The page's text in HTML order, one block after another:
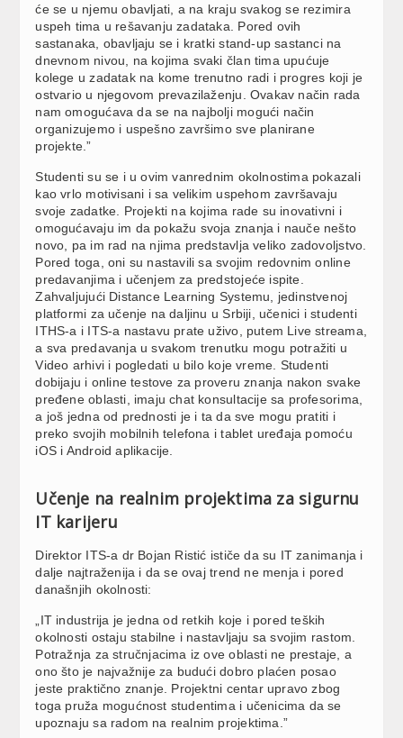
će se u njemu obavljati, a na kraju svakog se rezimira
uspeh tima u rešavanju zadataka. Pored ovih
sastanaka, obavljaju se i kratki stand-up sastanci na
dnevnom nivou, na kojima svaki član tima upućuje
kolege u zadatak na kome trenutno radi i progres koji je
ostvario u njegovom prevazilaženju. Ovakav način rada
nam omogućava da se na najbolji mogući način
organizujemo i uspešno završimo sve planirane
projekte.”
Studenti su se i u ovim vanrednim okolnostima pokazali
kao vrlo motivisani i sa velikim uspehom završavaju
svoje zadatke. Projekti na kojima rade su inovativni i
omogućavaju im da pokažu svoja znanja i nauče nešto
novo, pa im rad na njima predstavlja veliko zadovoljstvo.
Pored toga, oni su nastavili sa svojim redovnim online
predavanjima i učenjem za predstojeće ispite.
Zahvaljujući Distance Learning Systemu, jedinstvenoj
platformi za učenje na daljinu u Srbiji, učenici i studenti
ITHS-a i ITS-a nastavu prate uživo, putem Live streama,
a sva predavanja u svakom trenutku mogu potražiti u
Video arhivi i pogledati u bilo koje vreme. Studenti
dobijaju i online testove za proveru znanja nakon svake
pređene oblasti, imaju chat konsultacije sa profesorima,
a još jedna od prednosti je i ta da sve mogu pratiti i
preko svojih mobilnih telefona i tablet uređaja pomoću
iOS i Android aplikacije.
Učenje na realnim projektima za sigurnu
IT karijeru
Direktor ITS-a dr Bojan Ristić ističe da su IT zanimanja i
dalje najtraženija i da se ovaj trend ne menja i pored
današnjih okolnosti:
„IT industrija je jedna od retkih koje i pored teških
okolnosti ostaju stabilne i nastavljaju sa svojim rastom.
Potražnja za stručnjacima iz ove oblasti ne prestaje, a
ono što je najvažnije za budući dobro plaćen posao
jeste praktično znanje. Projektni centar upravo zbog
toga pruža mogućnost studentima i učenicima da se
upoznaju sa radom na realnim projektima.”